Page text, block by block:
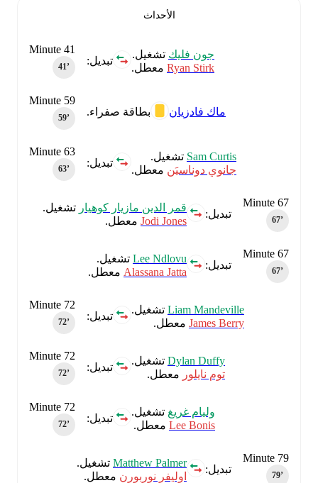
الأحداث
Minute 41
تبديل:
جون فليكتشغيل.
Ryan Stirkمعطل.
Minute 59
بطاقة صفراء. ماك فادزيان
Minute 63
تبديل:
Sam Curtisتشغيل.
جانوي دوناسيَنمعطل.
تبديل:
قمر الدين مازيار كوهيارتشغيل.
Jodi Jonesمعطل.
Minute 67
تبديل:
Lee Ndlovu تشغيل.
Alassana Jattaمعطل.
Minute 67
Minute 72
تبديل:
Liam Mandevilleتشغيل.
James Berryمعطل.
Minute 72
تبديل:
Dylan Duffyتشغيل.
توم نايلورمعطل.
Minute 72
تبديل:
وليام غريغتشغيل.
Lee Bonis معطل.
تبديل:
Matthew Palmerتشغيل.
اوليفر نوربورنمعطل.
Minute 79